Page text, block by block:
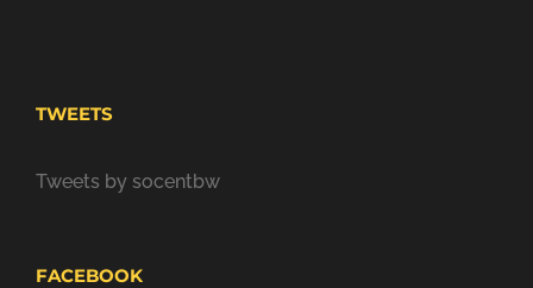
TWEETS
Tweets by socentbw
FACEBOOK